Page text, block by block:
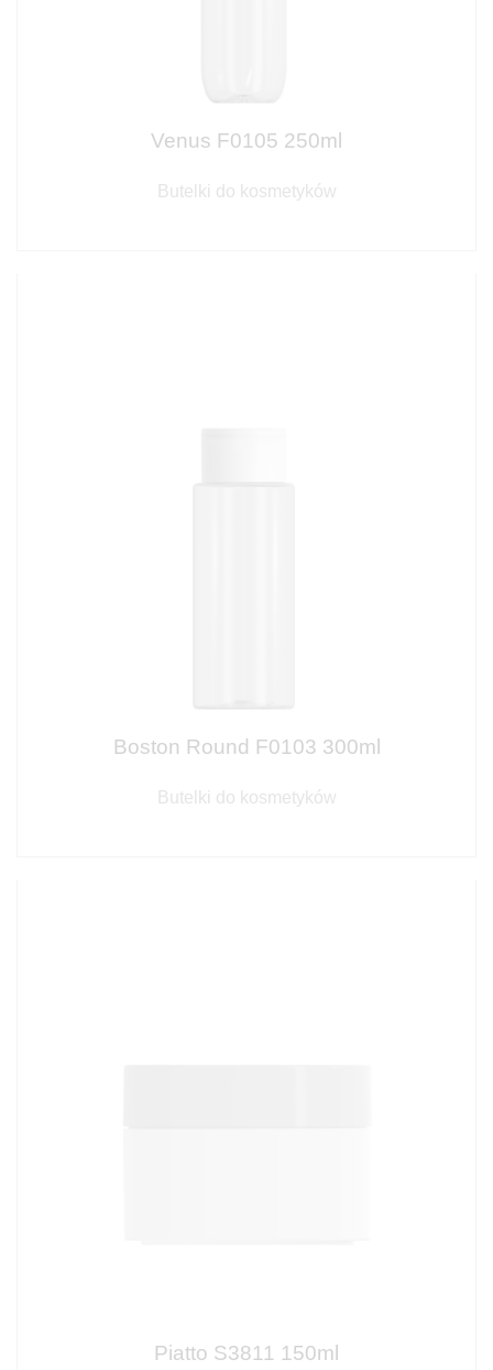
Venus F0105 250ml
Butelki do kosmetyków
Boston Round F0103 300ml
Butelki do kosmetyków
Piatto S3811 150ml